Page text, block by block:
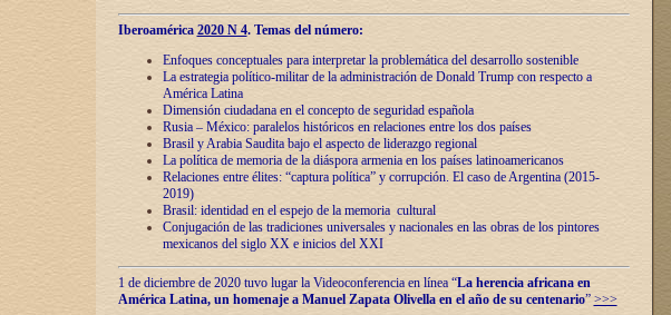
Iberoamérica 2020 N 4. Temas del número:
Enfoques conceptuales para interpretar la problemática del desarrollo sostenible
La estrategia político-militar de la administración de Donald Trump con respecto a
América Latina
Dimensión ciudadana en el concepto de seguridad española
Rusia – México: paralelos históricos en relaciones entre los dos países
Brasil y Arabia Saudita bajo el aspecto de liderazgo regional
La política de memoria de la diáspora armenia en los países latinoamericanos
Relaciones entre élites: “captura política” y corrupción. El caso de Argentina (2015-
2019)
Brasil: identidad en el espejo de la memoria cultural
Conjugación de las tradiciones universales y nacionales en las obras de los pintores
mexicanos del siglo XX e inicios del XXI
1 de diciembre de 2020 tuvo lugar la Videoconferencia en línea “La herencia africana en
América Latina, un homenaje a Manuel Zapata Olivella en el año de su centenario” >>>